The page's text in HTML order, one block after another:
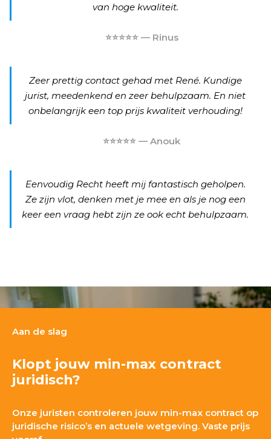
van hoge kwaliteit.
⭐⭐⭐⭐⭐ — Rinus
Zeer prettig contact gehad met René. Kundige
jurist, meedenkend en zeer behulpzaam. En niet
onbelangrijk een top prijs kwaliteit verhouding!
⭐⭐⭐⭐⭐ — Anouk
Eenvoudig Recht heeft mij fantastisch geholpen.
Ze zijn vlot, denken met je mee en als je nog een
keer een vraag hebt zijn ze ook echt behulpzaam.
Aan de slag
Klopt jouw min-max contract
juridisch?
Onze juristen controleren jouw min-max contract op
juridische risico’s en actuele wetgeving. Vaste prijs